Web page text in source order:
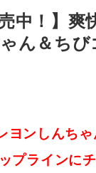
中！】
ん＆ち
ヨンしんち
プラインに